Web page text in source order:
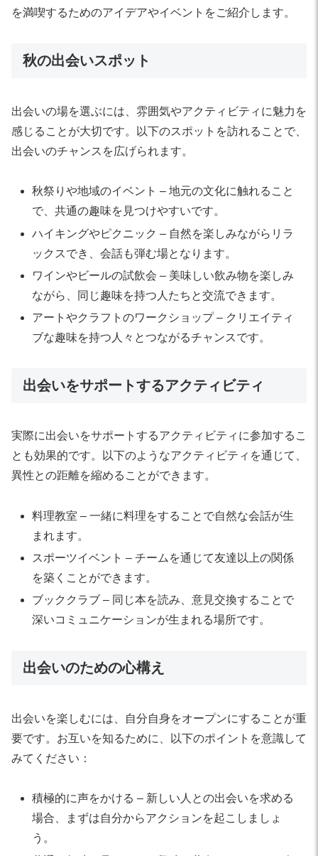
を満喫するためのアイデアやイベントをご紹介します。
秋の出会いスポット
出会いの場を選ぶには、雰囲気やアクティビティに魅力を
感じることが大切です。以下のスポットを訪れることで、
出会いのチャンスを広げられます。
秋祭りや地域のイベント – 地元の文化に触れること
で、共通の趣味を見つけやすいです。
ハイキングやピクニック – 自然を楽しみながらリラ
ックスでき、会話も弾む場となります。
ワインやビールの試飲会 – 美味しい飲み物を楽しみ
ながら、同じ趣味を持つ人たちと交流できます。
アートやクラフトのワークショップ – クリエイティ
ブな趣味を持つ人々とつながるチャンスです。
出会いをサポートするアクティビティ
実際に出会いをサポートするアクティビティに参加するこ
とも効果的です。以下のようなアクティビティを通じて、
異性との距離を縮めることができます。
料理教室 – 一緒に料理をすることで自然な会話が生
まれます。
スポーツイベント – チームを通じて友達以上の関係
を築くことができます。
ブッククラブ – 同じ本を読み、意見交換することで
深いコミュニケーションが生まれる場所です。
出会いのための心構え
出会いを楽しむには、自分自身をオープンにすることが重
要です。お互いを知るために、以下のポイントを意識して
みてください：
積極的に声をかける – 新しい人との出会いを求める
場合、まずは自分からアクションを起こしましょ
う。